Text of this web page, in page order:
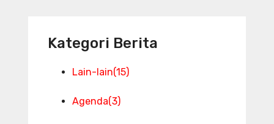
Kategori Berita
Lain-lain(15)
Agenda(3)